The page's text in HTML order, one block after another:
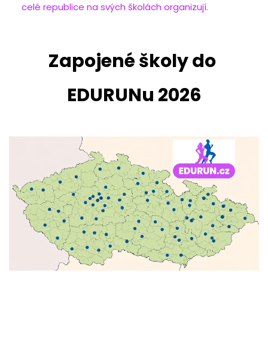
celé republice na svých školách organizují.
Zapojené školy do
EDURUNu 2026